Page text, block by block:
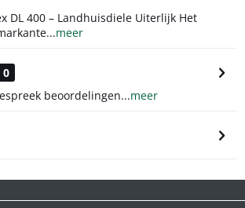
DL 400 – Landhuisdiele Uiterlijk Het
meer
0
beoordelingen...meer